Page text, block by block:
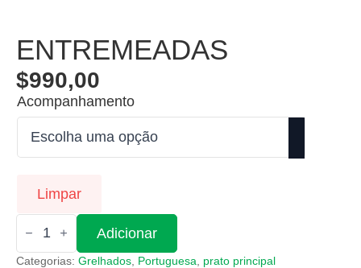
ENTREMEADAS
$990,00
Acompanhamento
Limpar
Quantidade
de
Entremeadas
Adicionar
Categorias: Grelhados Portuguesa
prato principal